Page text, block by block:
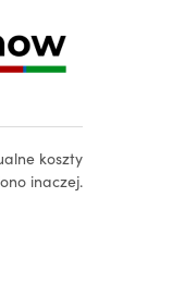
koszty
inaczej.